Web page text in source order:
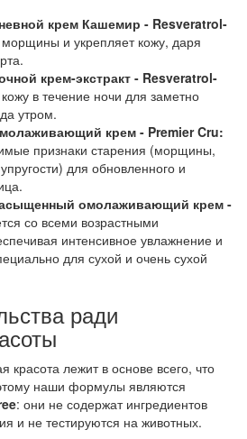
крем Кашемир - Resveratrol-
морщины и укрепляет кожу, даря
крем-экстракт - Resveratrol-
в течение ночи для заметно
утром.
крем - Premier Cru:
признаки старения (морщины,
для обновленного и
омолаживающий крем -
со всеми возрастными
интенсивное увлажнение и
для сухой и очень сухой
ради
красота лежит в основе всего, что
наши формулы являются
: они не содержат ингредиентов
и не тестируются на животных.